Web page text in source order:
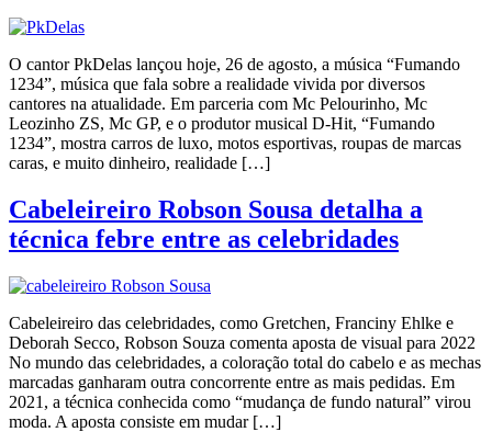
O cantor PkDelas lançou hoje, 26 de agosto, a música “Fumando
1234”, música que fala sobre a realidade vivida por diversos
cantores na atualidade. Em parceria com Mc Pelourinho, Mc
Leozinho ZS, Mc GP, e o produtor musical D-Hit, “Fumando
1234”, mostra carros de luxo, motos esportivas, roupas de marcas
caras, e muito dinheiro, realidade […]
Cabeleireiro Robson Sousa detalha a
técnica febre entre as celebridades
Cabeleireiro das celebridades, como Gretchen, Franciny Ehlke e
Deborah Secco, Robson Souza comenta aposta de visual para 2022
No mundo das celebridades, a coloração total do cabelo e as mechas
marcadas ganharam outra concorrente entre as mais pedidas. Em
2021, a técnica conhecida como “mudança de fundo natural” virou
moda. A aposta consiste em mudar […]